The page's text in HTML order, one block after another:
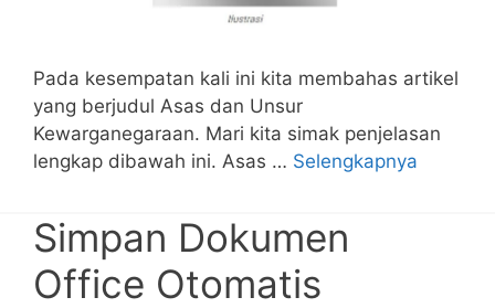
Pada kesempatan kali ini kita membahas artikel
yang berjudul Asas dan Unsur
Kewarganegaraan. Mari kita simak penjelasan
lengkap dibawah ini. Asas … Selengkapnya
Simpan Dokumen
Office Otomatis